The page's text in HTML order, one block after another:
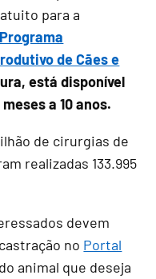
para a
Programa
de Cães e
está disponível
a 10 anos.
de cirurgias de
realizadas 133.995
devem
no Portal
animal que deseja